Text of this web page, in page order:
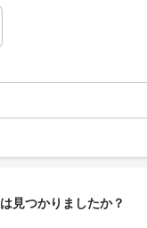
見つかりましたか？